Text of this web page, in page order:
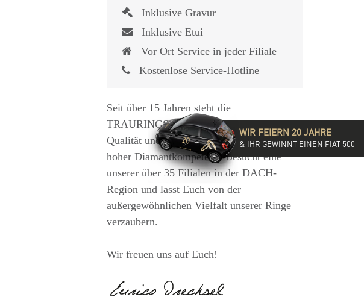
Inklusive Gravur
Inklusive Etui
Vor Ort Service in jeder Filiale
Kostenlose Service-Hotline
Seit über 15 Jahren steht die
TRAURINGSCHMIEDE für exzellente
Qualität und hochwertige Beratung mit
hoher Diamantkompetenz. Besucht eine
unserer über 35 Filialen in der DACH-
Region und lasst Euch von der
außergewöhnlichen Vielfalt unserer Ringe
verzaubern.
Wir freuen uns auf Euch!
WIR FEIERN 20 JAHRE
& IHR GEWINNT EINEN FIAT 500